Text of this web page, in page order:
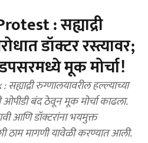
: सह्याद्री
डॉक्टर रस्त्यावर;
मूक मोर्चा!
रुग्णालयावरील हल्ल्याच्या
ओपीडी बंद ठेवून मूक मोर्चा काढला.
आणि डॉक्टरांना भयमुक्त
ठाम मागणी यावेळी करण्यात आली.